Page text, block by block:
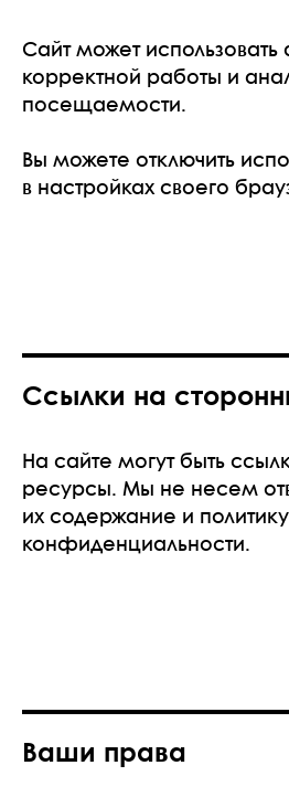
Сайт может
корректной работы и
посещаемости.
Вы можете отключить
в настройках своего
Ссылки на
На сайте могут быть
ресурсы. Мы не несем
их содержание и политику
конфиденциальности.
Ваши права